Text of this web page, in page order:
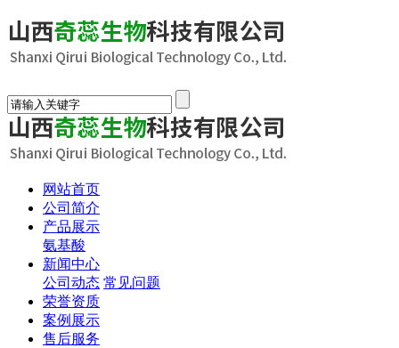
网站首页
公司简介
产品展示
氨基酸
新闻中心
公司动态 常见问题
荣誉资质
案例展示
售后服务